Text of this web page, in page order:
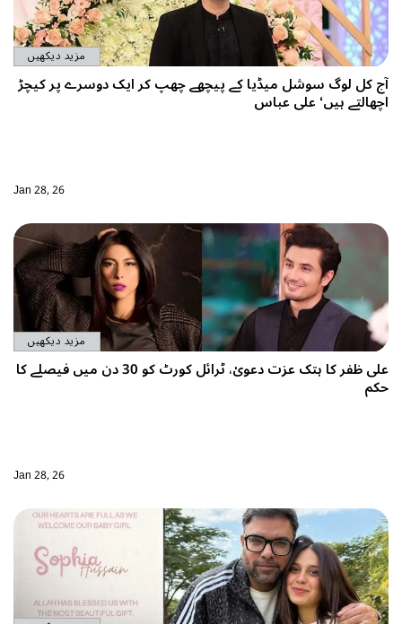
مزید دیکھیں
آج کل لوگ سوشل میڈیا کے پیچھے چھپ کر ایک دوسرے پر کیچڑ
اچھالتے ہیں‘ علی عباس
Jan 28, 26
مزید دیکھیں
علی ظفر کا ہتک عزت دعویٰ، ٹرائل کورٹ کو 30 دن میں فیصلے کا
حکم
Jan 28, 26